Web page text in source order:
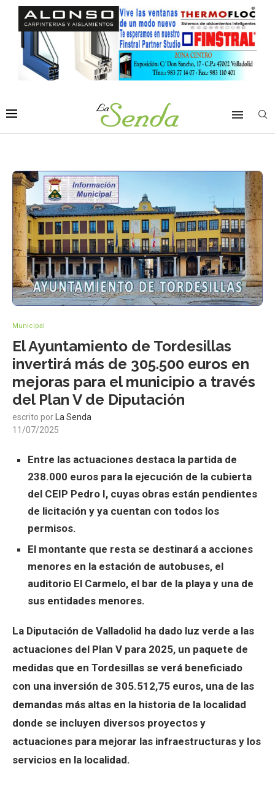
Municipal
El Ayuntamiento de Tordesillas
invertirá más de 305.500 euros en
mejoras para el municipio a través
del Plan V de Diputación
escrito por La Senda
11/07/2025
Entre las actuaciones destaca la partida de
238.000 euros para la ejecución de la cubierta
del CEIP Pedro I, cuyas obras están pendientes
de licitación y ya cuentan con todos los
permisos.
El montante que resta se destinará a acciones
menores en la estación de autobuses, el
auditorio El Carmelo, el bar de la playa y una de
sus entidades menores.
La Diputación de Valladolid ha dado luz verde a las
actuaciones del Plan V para 2025, un paquete de
medidas que en Tordesillas se verá beneficiado
con una inversión de 305.512,75 euros, una de las
demandas más altas en la historia de la localidad
donde se incluyen diversos proyectos y
actuaciones para mejorar las infraestructuras y los
servicios en la localidad.